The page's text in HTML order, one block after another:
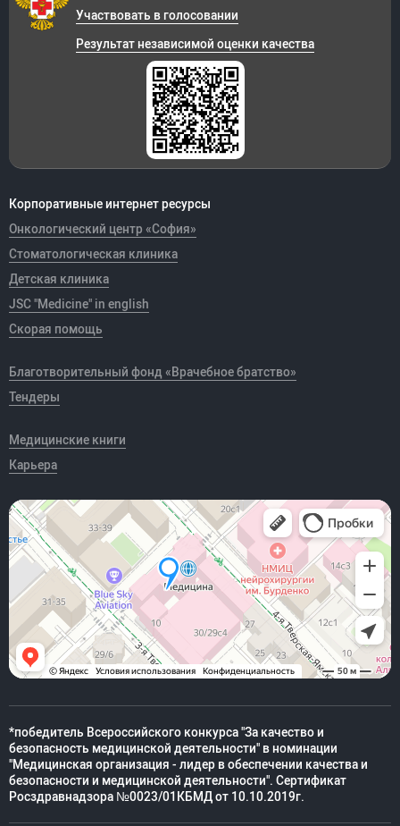
Корпоративные интернет ресурсы
Онкологический центр «София»
Стоматологическая клиника
Детская клиника
JSC "Medicine" in english
Скорая помощь
Благотворительный фонд «Врачебное братство»
Тендеры
Медицинские книги
Карьера
Участвовать в голосовании
Результат независимой оценки качества
*победитель Всероссийского конкурса "За качество и
безопасность медицинской деятельности" в номинации
"Медицинская организация - лидер в обеспечении качества и
безопасности и медицинской деятельности". Сертификат
Росздравнадзора №0023/01КБМД от 10.10.2019г.